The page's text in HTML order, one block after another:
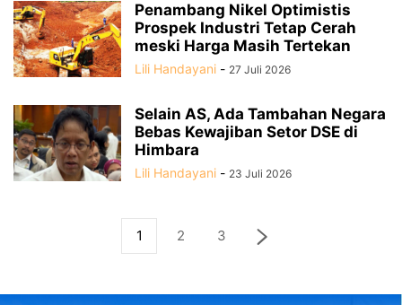
Penambang Nikel Optimistis
Prospek Industri Tetap Cerah
meski Harga Masih Tertekan
Lili Handayani - 27 Juli 2026
Selain AS, Ada Tambahan Negara
Bebas Kewajiban Setor DSE di
Himbara
Lili Handayani - 23 Juli 2026
1 2 3